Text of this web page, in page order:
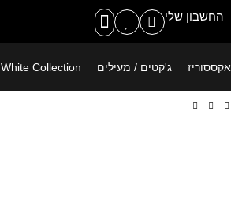
משלוח חינם ברכישה מעל 399 ש"ח החשבון שלי
אקססוריז ג'קטים / מעילים White Collection